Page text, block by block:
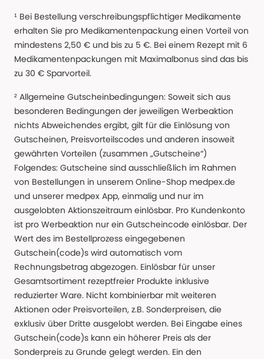
¹ Bei Bestellung verschreibungspflichtiger Medikamente
erhalten Sie pro Medikamentenpackung einen Vorteil von
mindestens 2,50 € und bis zu 5 €. Bei einem Rezept mit 6
Medikamentenpackungen mit Maximalbonus sind das bis
zu 30 € Sparvorteil.
² Allgemeine Gutscheinbedingungen: Soweit sich aus
besonderen Bedingungen der jeweiligen Werbeaktion
nichts Abweichendes ergibt, gilt für die Einlösung von
Gutscheinen, Preisvorteilscodes und anderen insoweit
gewährten Vorteilen (zusammen „Gutscheine“)
Folgendes: Gutscheine sind ausschließlich im Rahmen
von Bestellungen in unserem Online-Shop medpex.de
und unserer medpex App, einmalig und nur im
ausgelobten Aktionszeitraum einlösbar. Pro Kundenkonto
ist pro Werbeaktion nur ein Gutscheincode einlösbar. Der
Wert des im Bestellprozess eingegebenen
Gutschein(code)s wird automatisch vom
Rechnungsbetrag abgezogen. Einlösbar für unser
Gesamtsortiment rezeptfreier Produkte inklusive
reduzierter Ware. Nicht kombinierbar mit weiteren
Aktionen oder Preisvorteilen, z.B. Sonderpreisen, die
exklusiv über Dritte ausgelobt werden. Bei Eingabe eines
Gutschein(code)s kann ein höherer Preis als der
Sonderpreis zu Grunde gelegt werden. Ein den